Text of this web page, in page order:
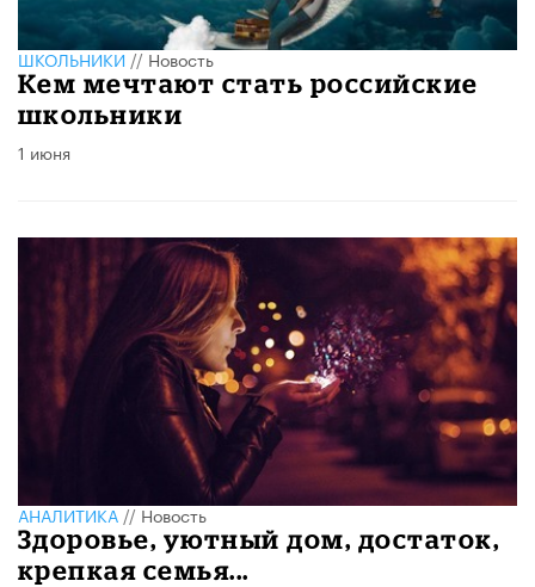
ШКОЛЬНИКИ//Новость
Кем мечтают стать российские
школьники
1 июня
АНАЛИТИКА//Новость
Здоровье, уютный дом, достаток,
крепкая семья...